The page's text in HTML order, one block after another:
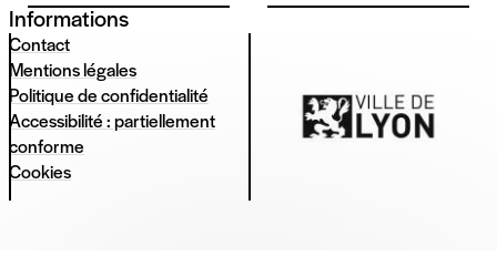
Informations
Contact
Mentions légales
Politique de confidentialité
Accessibilité : partiellement
conforme
Cookies